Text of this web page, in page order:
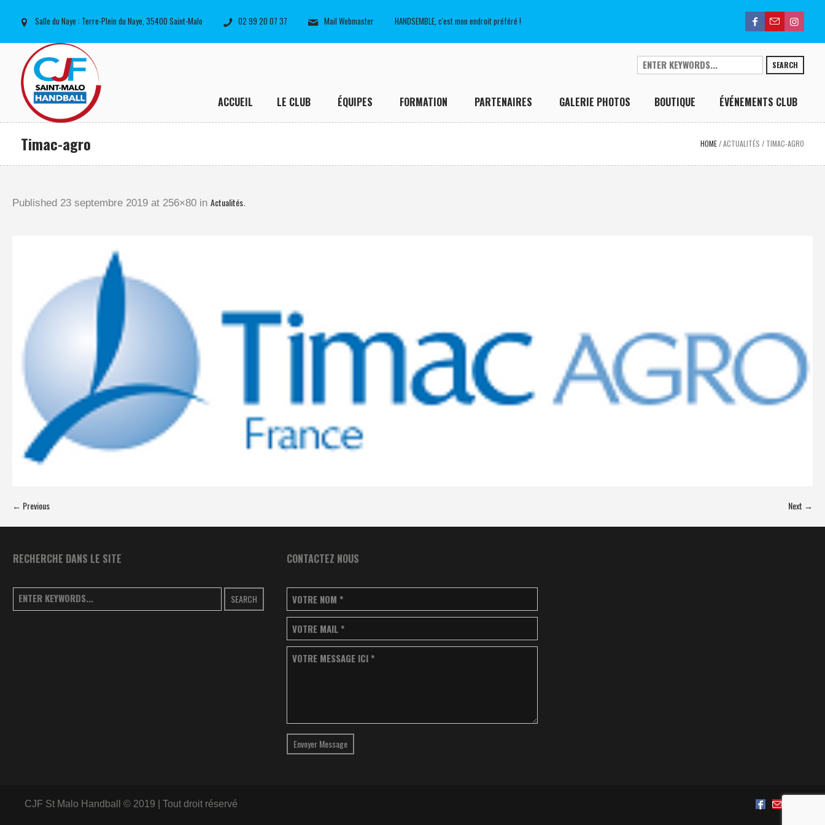
Salle du Naye : Terre-Plein du Naye, 35400 Saint-Malo 02 99 20 07 37 Mail Webmaster HANDSEMBLE, c'est mon endroit préféré !
SEARCH
ACCUEIL LE CLUB ÉQUIPES FORMATION PARTENAIRES GALERIE PHOTOS BOUTIQUE ÉVÉNEMENTS CLUB
Timac-agro HOME /ACTUALITÉS / TIMAC-AGRO
Published 23 septembre 2019 at 256×80 in Actualités.
← Previous Next →
RECHERCHE DANS LE SITE
SEARCH
CONTACTEZ NOUS
VOTRE NOM *
VOTRE MAIL *
VOTRE MESSAGE ICI *
Envoyer Message
CJF St Malo Handball © 2019 | Tout droit réservé